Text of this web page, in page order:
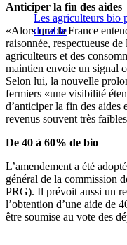
Les agriculteurs bio
durable
Anticiper la fin des aides
«Alors que la France
raisonnée, respectueuse
agriculteurs et des
maintien envoie un signal
Selon lui, la nouvelle
fermiers «une visibilité
d’anticiper la fin des aides
revenus souvent très
De 40 à 60% de bio
L’amendement a été
général de la commission
PRG). Il prévoit aussi un
l’obtention d’une aide de
être soumise au vote des